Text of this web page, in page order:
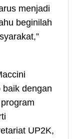
menjadi
beginilah
baik dengan
UP2K,